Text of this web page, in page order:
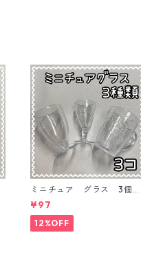
ミニチュア グラス 3個入
り【MNT-GLS-3P-01】
¥97
12%OFF